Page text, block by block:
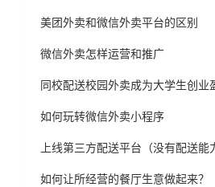
美团外卖和微信外卖平台的区别
微信外卖怎样运营和推广
同校配送校园外卖成为大学生创业
如何玩转微信外卖小程序
上线第三方配送平台（没有配送能
如何让所经营的餐厅生意做起来？